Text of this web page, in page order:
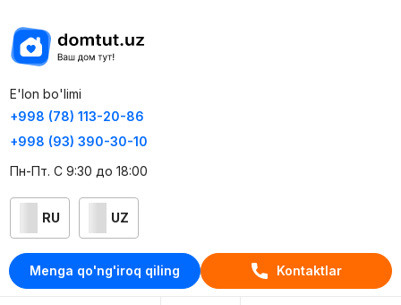
Menga qo'ng'iroq qiling Kontaktlar
E'lon bo'limi
+998 (78) 113-20-86
+998 (93) 390-30-10
Пн-Пт. С 9:30 до 18:00
RU UZ
Kontaktlar